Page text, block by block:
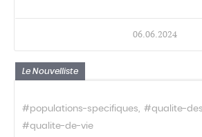
06.06.2024
Le Nouvelliste
#populations-specifiques
#qualite-
#qualite-de-vie